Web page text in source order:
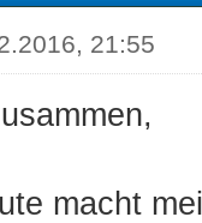
21:55
macht